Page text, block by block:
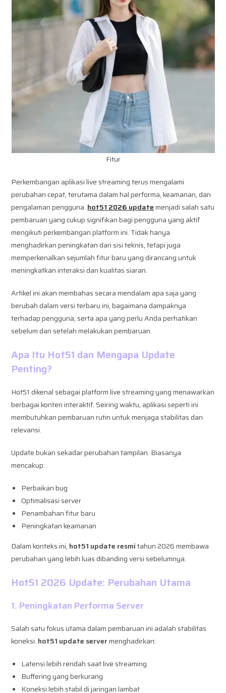
Fitur
Perkembangan aplikasi live streaming terus mengalami
perubahan cepat, terutama dalam hal performa, keamanan, dan
pengalaman pengguna. hot51 2026 updatemenjadi salah satu
pembaruan yang cukup signifikan bagi pengguna yang aktif
mengikuti perkembangan platform ini. Tidak hanya
menghadirkan peningkatan dari sisi teknis, tetapi juga
memperkenalkan sejumlah fitur baru yang dirancang untuk
meningkatkan interaksi dan kualitas siaran.
Artikel ini akan membahas secara mendalam apa saja yang
berubah dalam versi terbaru ini, bagaimana dampaknya
terhadap pengguna, serta apa yang perlu Anda perhatikan
sebelum dan setelah melakukan pembaruan.
Apa Itu Hot51 dan Mengapa Update
Penting?
Hot51 dikenal sebagai platform live streaming yang menawarkan
berbagai konten interaktif. Seiring waktu, aplikasi seperti ini
membutuhkan pembaruan rutin untuk menjaga stabilitas dan
relevansi.
Update bukan sekadar perubahan tampilan. Biasanya
mencakup:
Perbaikan bug
Optimalisasi server
Penambahan fitur baru
Peningkatan keamanan
Dalam konteks ini, hot51 update resmitahun 2026 membawa
perubahan yang lebih luas dibanding versi sebelumnya.
Hot51 2026 Update: Perubahan Utama
1. Peningkatan Performa Server
Salah satu fokus utama dalam pembaruan ini adalah stabilitas
koneksi. hot51 update servermenghadirkan:
Latensi lebih rendah saat live streaming
Buffering yang berkurang
Koneksi lebih stabil di jaringan lambat